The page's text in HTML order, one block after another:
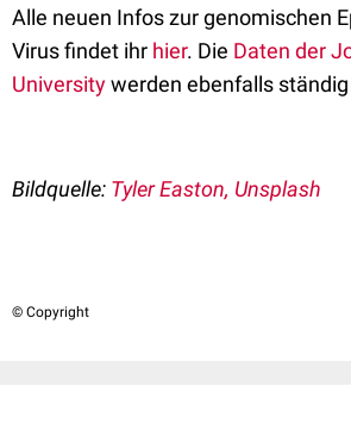
Alle neuen Infos zur genomischen
Virus findet ihr hier. Die Daten der
Universitywerden ebenfalls
Bildquelle: Tyler Easton, Unsplash
© Copyright